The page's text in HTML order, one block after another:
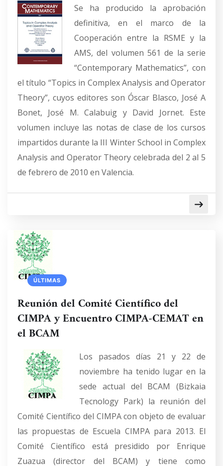
Se ha producido la aprobación
definitiva, en el marco de la
Cooperación entre la RSME y la
AMS, del volumen 561 de la serie
“Contemporary Mathematics”, con
el título “Topics in Complex Analysis and Operator
Theory”, cuyos editores son Óscar Blasco, José A
Bonet, José M. Calabuig y David Jornet. Este
volumen incluye las notas de clase de los cursos
impartidos durante la III Winter School in Complex
Analysis and Operator Theory celebrada del 2 al 5
de febrero de 2010 en Valencia.
ÚLTIMAS
Reunión del Comité Científico del
CIMPA y Encuentro CIMPA-CEMAT en
el BCAM
Los pasados días 21 y 22 de
noviembre ha tenido lugar en la
sede actual del BCAM (Bizkaia
Tecnology Park) la reunión del
Comité Científico del CIMPA con objeto de evaluar
las propuestas de Escuela CIMPA para 2013. El
Comité Científico está presidido por Enrique
Zuazua (director del BCAM) y tiene como